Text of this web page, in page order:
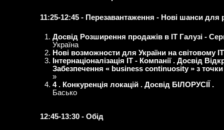
11:25-12:45 - Перезавантаження - Нові шанси для
Досвід Розширення продажів в ІТ Галузі -
Україна
Нові возможности для України на світовому
Інтернаціоналізація ІТ - Компанії . Досвід
Забезпечення « business continuosity » з
»
4 . Конкуренція локацій . Досвід БІЛОРУСІЇ .
Басько
12:45-13:30 - Обід